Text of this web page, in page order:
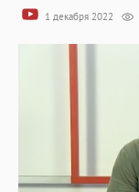
1 декабря 2022